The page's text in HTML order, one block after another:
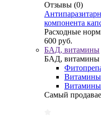
Отзывы (0)
компонента
Расходные
600 руб.
БАД, витамины
БАД, витамины
Витамины
Самый